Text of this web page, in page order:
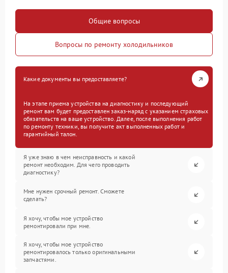
Общие вопросы
Вопросы по ремонту холодильников
Какие документы вы предоставляете?
На этапе приема устройства на диагностику и последующий
ремонт вам будет предоставлен заказ-наряд с указанием страховых
обязательств на ваше устройство. Далее, после выполнения работ
по ремонту техники, вы получите акт выполненных работ и
гарантийный талон.
Я уже знаю в чем неисправность и какой
ремонт необходим. Для чего проводить
диагностику?
Мне нужен срочный ремонт. Сможете
сделать?
Я хочу, чтобы мое устройство
ремонтировали при мне.
Я хочу, чтобы мое устройство
ремонтировалось только оригинальными
запчастями.